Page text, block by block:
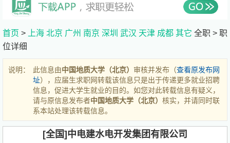
首页 > 上海 北京 广州 南京 深圳 武汉 天津 成都 其它 全职 > 职
位详细
说明： 此信息由中国地质大学（北京） 审核并发布（查看原发布网
址），应届生求职网转载该信息只是出于传递更多就业招聘
信息，促进大学生就业的目的。如您对此转载信息有疑义，
请与原信息发布者中国地质大学（北京） 核实，并请同时联
系本站处理该转载信息。
[全国]中电建水电开发集团有限公司